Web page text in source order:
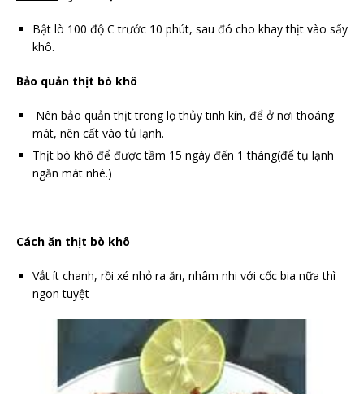
Bật lò 100 độ C trước 10 phút, sau đó cho khay thịt vào sấy
khô.
Bảo quản thịt bò khô
Nên bảo quản thịt trong lọ thủy tinh kín, để ở nơi thoáng
mát, nên cất vào tủ lạnh.
Thịt bò khô để được tầm 15 ngày đến 1 tháng(để tụ lạnh
ngăn mát nhé.)
Cách ăn thịt bò khô
Vắt ít chanh, rồi xé nhỏ ra ăn, nhâm nhi với cốc bia nữa thì
ngon tuyệt